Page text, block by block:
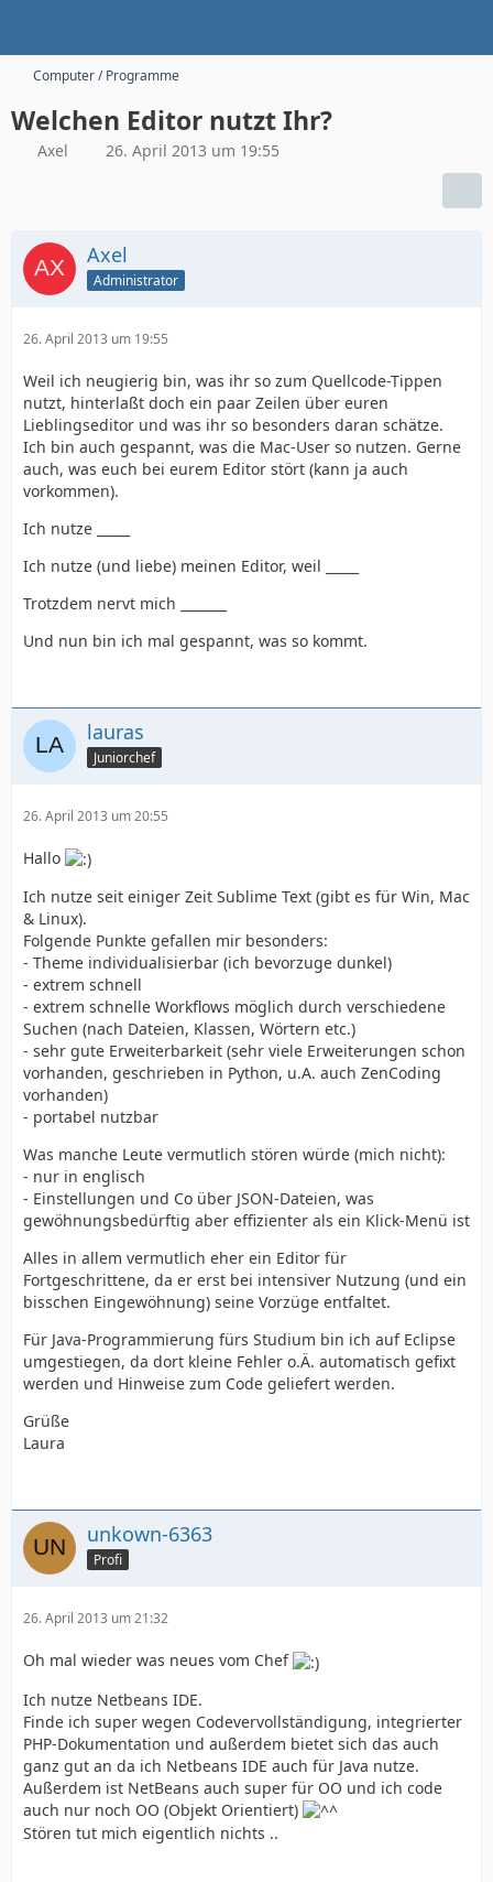
Computer / Programme
Welchen Editor nutzt Ihr?
Axel 26. April 2013 um 19:55
Axel
Administrator
26. April 2013 um 19:55
Weil ich neugierig bin, was ihr so zum Quellcode-Tippen
nutzt, hinterlaßt doch ein paar Zeilen über euren
Lieblingseditor und was ihr so besonders daran schätze.
Ich bin auch gespannt, was die Mac-User so nutzen. Gerne
auch, was euch bei eurem Editor stört (kann ja auch
vorkommen).
Ich nutze _____
Ich nutze (und liebe) meinen Editor, weil _____
Trotzdem nervt mich _______
Und nun bin ich mal gespannt, was so kommt.
lauras
Juniorchef
26. April 2013 um 20:55
Hallo
Ich nutze seit einiger Zeit Sublime Text (gibt es für Win, Mac
& Linux).
Folgende Punkte gefallen mir besonders:
- Theme individualisierbar (ich bevorzuge dunkel)
- extrem schnell
- extrem schnelle Workflows möglich durch verschiedene
Suchen (nach Dateien, Klassen, Wörtern etc.)
- sehr gute Erweiterbarkeit (sehr viele Erweiterungen schon
vorhanden, geschrieben in Python, u.A. auch ZenCoding
vorhanden)
- portabel nutzbar
Was manche Leute vermutlich stören würde (mich nicht):
- nur in englisch
- Einstellungen und Co über JSON-Dateien, was
gewöhnungsbedürftig aber effizienter als ein Klick-Menü ist
Alles in allem vermutlich eher ein Editor für
Fortgeschrittene, da er erst bei intensiver Nutzung (und ein
bisschen Eingewöhnung) seine Vorzüge entfaltet.
Für Java-Programmierung fürs Studium bin ich auf Eclipse
umgestiegen, da dort kleine Fehler o.Ä. automatisch gefixt
werden und Hinweise zum Code geliefert werden.
Grüße
Laura
unkown-6363
Profi
26. April 2013 um 21:32
Oh mal wieder was neues vom Chef
Ich nutze Netbeans IDE.
Finde ich super wegen Codevervollständigung, integrierter
PHP-Dokumentation und außerdem bietet sich das auch
ganz gut an da ich Netbeans IDE auch für Java nutze.
Außerdem ist NetBeans auch super für OO und ich code
auch nur noch OO (Objekt Orientiert)
Stören tut mich eigentlich nichts ..